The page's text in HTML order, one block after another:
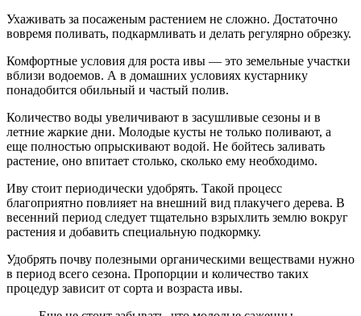
Ухаживать за посаженым растением не сложно. Достаточно
вовремя поливать, подкармливать и делать регулярно обрезку.
Комфортные условия для роста ивы — это земельные участки
вблизи водоемов. А в домашних условиях кустарнику
понадобится обильный и частый полив.
Количество воды увеличивают в засушливые сезоны и в
летние жаркие дни. Молодые кусты не только поливают, а
еще полностью опрыскивают водой. Не бойтесь заливать
растение, оно впитает столько, сколько ему необходимо.
Иву стоит периодически удобрять. Такой процесс
благоприятно повлияет на внешний вид плакучего дерева. В
весенний период следует тщательно взрыхлить землю вокруг
растения и добавить специальную подкормку.
Удобрять почву полезными органическими веществами нужно
в период всего сезона. Пропорции и количество таких
процедур зависит от сорта и возраста ивы.